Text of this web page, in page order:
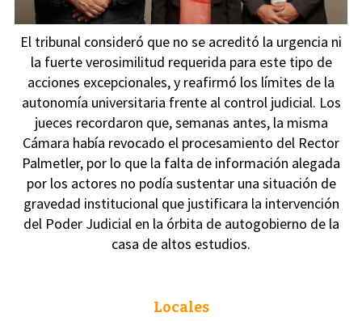
El tribunal consideró que no se acreditó la urgencia ni
la fuerte verosimilitud requerida para este tipo de
acciones excepcionales, y reafirmó los límites de la
autonomía universitaria frente al control judicial. Los
jueces recordaron que, semanas antes, la misma
Cámara había revocado el procesamiento del Rector
Palmetler, por lo que la falta de información alegada
por los actores no podía sustentar una situación de
gravedad institucional que justificara la intervención
del Poder Judicial en la órbita de autogobierno de la
casa de altos estudios.
Locales